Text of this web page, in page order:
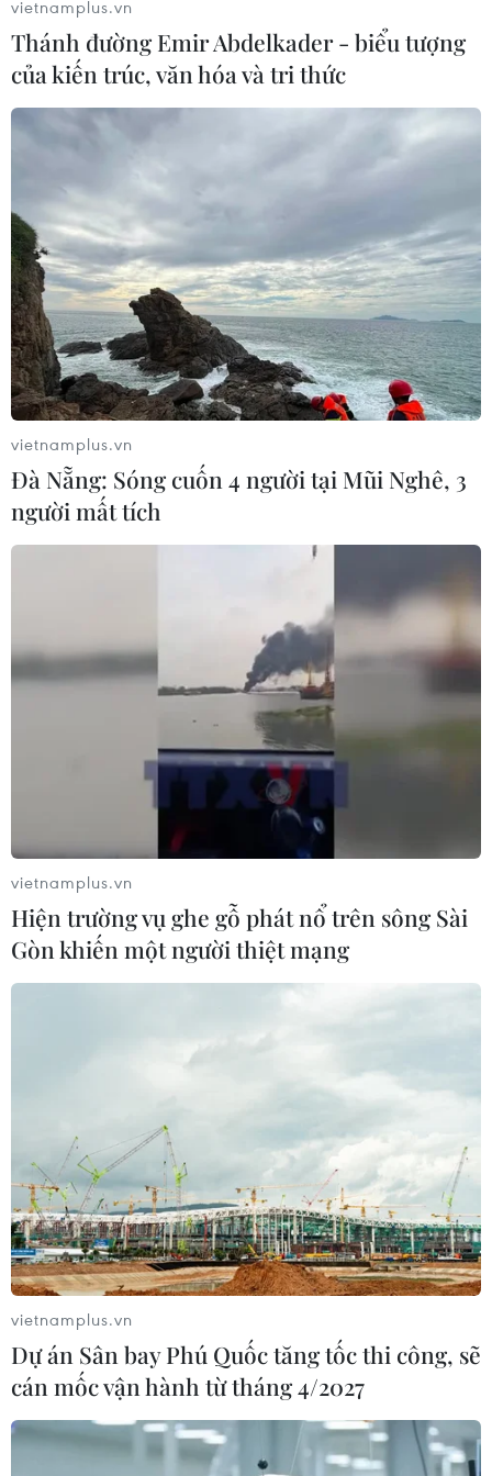
Công hàm Trung Quốc gửi lên LHQ không
phù hợp với luật pháp quốc tế
23/04/2020 12:36
Việt Nam đã nhiều lần khẳng định có đầy đủ bằng
chứng lịch sử và cơ sở pháp lý để khẳng định chủ
quyền đối với hai quần đảo Hoàng Sa và Trường Sa
phù hợp với quy định của luật pháp quốc tế.
vietnamplus.vn
Thánh đường Emir Abdelkader - biểu tượng
của kiến trúc, văn hóa và tri thức
vietnamplus.vn
Đà Nẵng: Sóng cuốn 4 người tại Mũi Nghê, 3
người mất tích
vietnamplus.vn
Hiện trường vụ ghe gỗ phát nổ trên sông Sài
Gòn khiến một người thiệt mạng
vietnamplus.vn
Dự án Sân bay Phú Quốc tăng tốc thi công, sẽ
cán mốc vận hành từ tháng 4/2027